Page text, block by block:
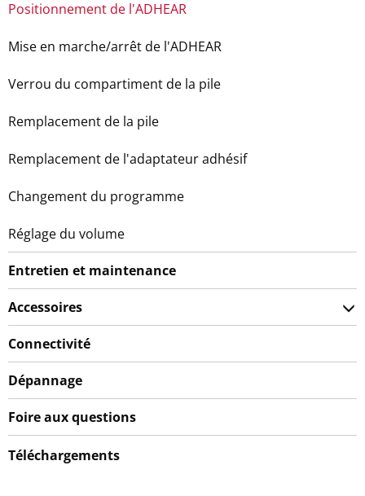
Positionnement de l'ADHEAR
Mise en marche/arrêt de l'ADHEAR
Verrou du compartiment de la pile
Remplacement de la pile
Remplacement de l'adaptateur adhésif
Changement du programme
Réglage du volume
Entretien et maintenance
Accessoires
Connectivité
Dépannage
Foire aux questions
Téléchargements